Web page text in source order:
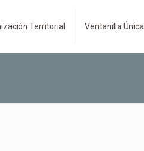
Territorial Ventanilla Única